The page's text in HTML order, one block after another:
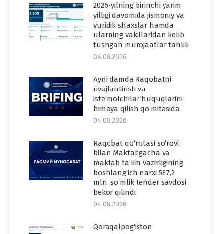
2026-yilning birinchi yarim
yilligi davomida jismoniy va
yuridik shaxslar hamda
ularning vakillaridan kelib
tushgan murojaatlar tahlili
04.08.2026
Ayni damda Raqobatni
rivojlantirish va
iste’molchilar huquqlarini
himoya qilish qo‘mitasida
04.08.2026
Raqobat qo‘mitasi so‘rovi
bilan Maktabgacha va
maktab ta’lim vazirligining
boshlang‘ich narxi 587,2
mln. so‘mlik tender savdosi
bekor qilindi
04.08.2026
Qoraqalpog‘iston